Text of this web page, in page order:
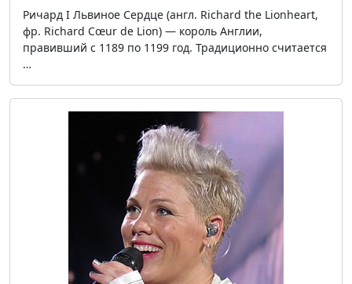
Ричард I Львиное Сердце (англ. Richard the Lionheart,
фр. Richard Cœur de Lion) — король Англии,
правивший с 1189 по 1199 год. Традиционно считается
…